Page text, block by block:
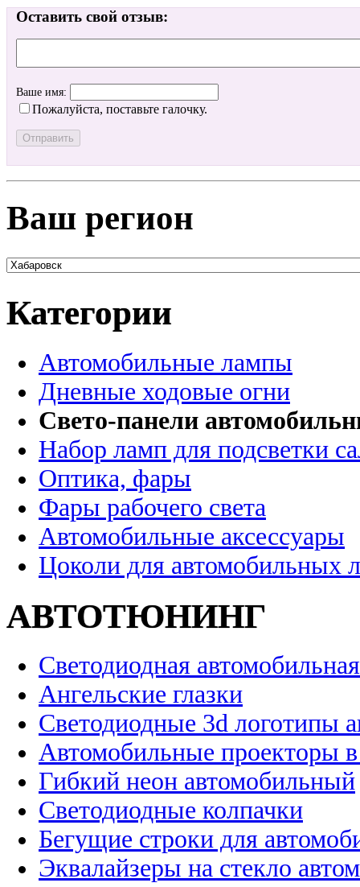
Оставить свой отзыв:
Ваше имя:
Пожалуйста, поставьте галочку.
Ваш регион
Категории
Автомобильные лампы
Дневные ходовые огни
Свето-панели
Набор ламп для подсветки
Оптика, фары
Фары рабочего света
Автомобильные аксессуары
Цоколи для автомобильных
АВТОТЮНИНГ
Светодиодная
Ангельские глазки
Светодиодные 3d логотипы
Автомобильные проекторы
Гибкий неон автомобильный
Светодиодные колпачки
Бегущие строки для
Эквалайзеры на стекло